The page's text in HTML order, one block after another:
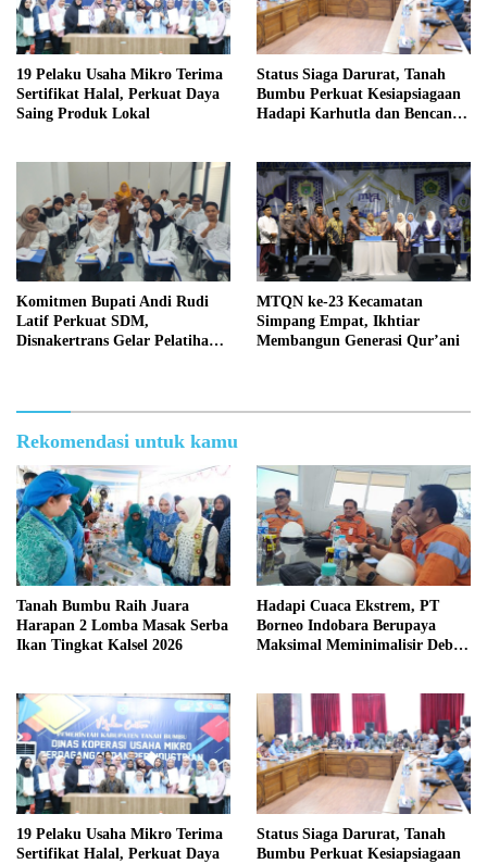
19 Pelaku Usaha Mikro Terima
Sertifikat Halal, Perkuat Daya
Saing Produk Lokal
Status Siaga Darurat, Tanah
Bumbu Perkuat Kesiapsiagaan
Hadapi Karhutla dan Bencana
Komitmen Bupati Andi Rudi
Latif Perkuat SDM,
Disnakertrans Gelar Pelatihan
MTQN ke-23 Kecamatan
Simpang Empat, Ikhtiar
Membangun Generasi Qur’ani
Rekomendasi untuk kamu
Tanah Bumbu Raih Juara
Harapan 2 Lomba Masak Serba
Ikan Tingkat Kalsel 2026
Hadapi Cuaca Ekstrem, PT
Borneo Indobara Berupaya
Maksimal Meminimalisir Debu
19 Pelaku Usaha Mikro Terima
Sertifikat Halal, Perkuat Daya
Status Siaga Darurat, Tanah
Bumbu Perkuat Kesiapsiagaan